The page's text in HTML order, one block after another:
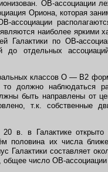
ОВ-ассоциации
Ориона, которая
ассоциации
наиболее яркими
Галактики по ОВ-
до отдельных
классов О — B2
должно наблюдаться
быть направлены от
т.к. собственные
в. в Галактике
половина их числа
Галактики составляет
общее число ОВ-ассоциации